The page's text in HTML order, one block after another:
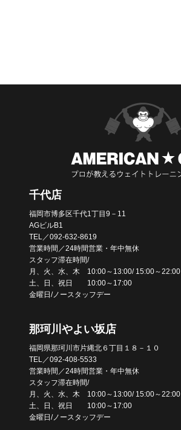
千代店
福岡市博多区千代1丁目9－11
AGビルB1
TEL／092-632-8619
営業時間／24時間営業・年中無休
スタッフ滞在時間/
月、火、水、木 10:00～13:00/ 15:00～22:00
土、日、祝日 10:00～17:00
金曜日/ノースタッフデー
那珂川やよい坂店
福岡県那珂川市片縄北６丁目１８－１０
TEL／092-408-5533
営業時間／24時間営業・年中無休
スタッフ滞在時間/
月、火、水、木 10:00～13:00/ 15:00～22:00
土、日、祝日 10:00～17:00
金曜日/ノースタッフデー